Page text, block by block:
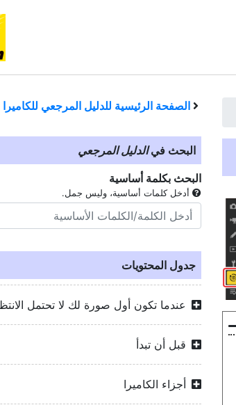
الصفحة الرئيسية للدليل المرجعي للكاميرا
البحث فيالدليل المرجعي
البحث بكلمة أساسية
أدخل كلمات أساسية، وليس جمل.
جدول المحتويات
عندما تكون أول صورة لك لا تحتمل
قبل أن تبدأ
أجزاء الكاميرا